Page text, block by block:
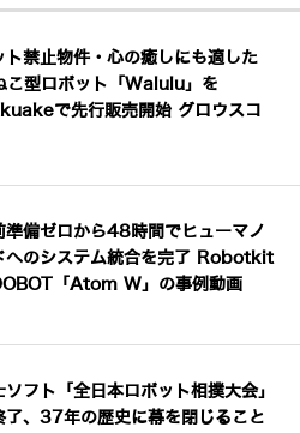
ト禁止物件・心の癒しにも適した
こ型ロボット「Walulu」を
で先行販売開始 グロウスコ
準備ゼロから48時間でヒューマノ
へのシステム統合を完了 Robotkit
「Atom W」の事例動画
ソフト「全日本ロボット相撲大会」
了、37年の歴史に幕を閉じること